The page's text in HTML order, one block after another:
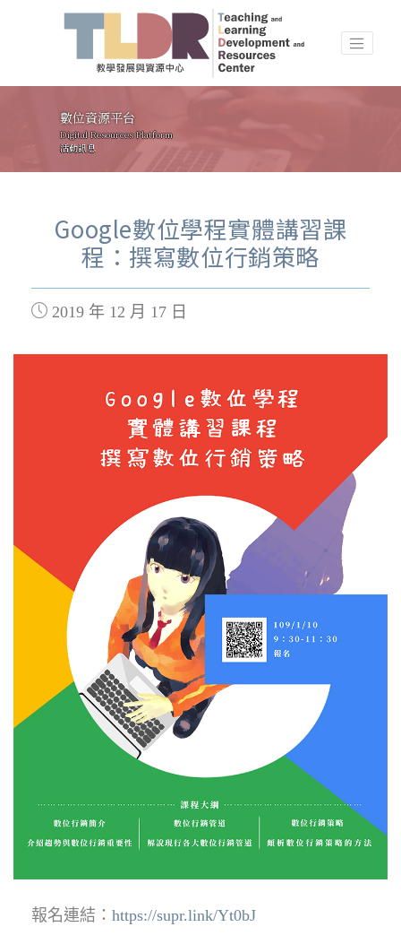
數位資源平台
Digital Resources Platform
活動訊息
Google數位學程實體講習課
程：撰寫數位行銷策略
2019 年 12 月 17 日
報名連結： https://supr.link/Yt0bJ